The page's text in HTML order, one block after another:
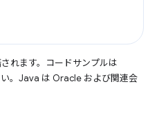
れます。コードサンプルは
。Java は Oracle および関連会